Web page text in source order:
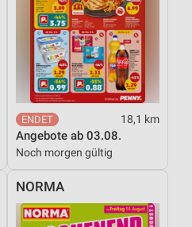
18,1 km
Angebote ab 03.08.
Noch morgen gültig
NORMA